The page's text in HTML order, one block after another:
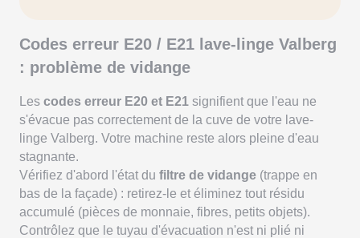
Codes erreur E20 / E21 lave-linge Valberg
: problème de vidange
Les codes erreur E20 et E21 signifient que l'eau ne
s'évacue pas correctement de la cuve de votre lave-
linge Valberg. Votre machine reste alors pleine d'eau
stagnante.
Vérifiez d'abord l'état du filtre de vidange (trappe en
bas de la façade) : retirez-le et éliminez tout résidu
accumulé (pièces de monnaie, fibres, petits objets).
Contrôlez que le tuyau d'évacuation n'est ni plié ni